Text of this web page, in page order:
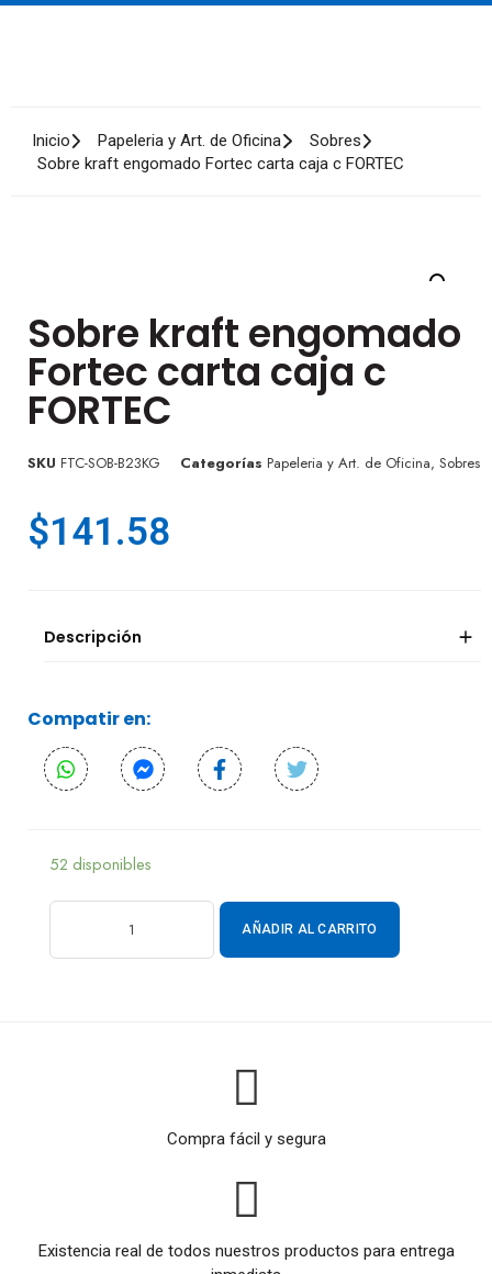
Inicio Papeleria y Art. de Oficina
Sobres
Sobre kraft engomado Fortec carta caja c FORTEC
Sobre kraft engomado
Fortec carta caja c
FORTEC
SKU FTC-SOB-B23KG Categorías Papeleria y Art. de Oficina, Sobres
$141.58
Descripción
Compatir en:
52 disponibles
AÑADIR AL CARRITO
Compra fácil y segura
Existencia real de todos nuestros productos para entrega